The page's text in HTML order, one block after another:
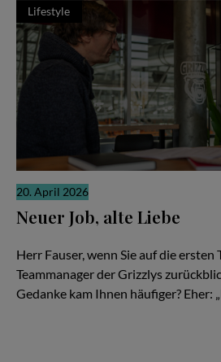
Lifestyle
20. April 2026
Neuer Job, alte Liebe
Herr Fauser, wenn Sie auf die ersten
Teammanager der Grizzlys
Gedanke kam Ihnen häufiger? Eher: